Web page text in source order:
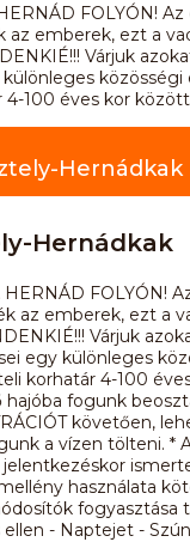
FOLYÓN!
emberek, ezt a
Várjuk
közösségi
100 éves kor
Hernádkak
Hernádkak
HERNÁD FOLYÓN!
az emberek, ezt a
Várjuk
egy különleges
korhatár 4-100
fogunk
követően,
a vízen tölteni. *
használata
fogyasztása
- Naptejet -